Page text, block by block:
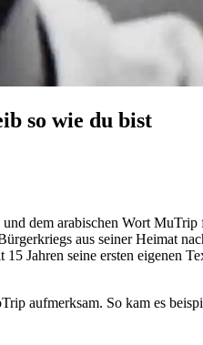
so wie du bist
dem arabischen Wort
aus seiner Heimat
Jahren seine ersten eigenen
aufmerksam. So kam es